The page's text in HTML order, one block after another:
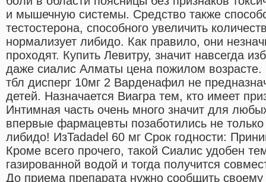
и мышечную системы. Средство также
тестостерона, способного увеличить
нормализует либидо. Как правило, они
проходят. Купить Левитру, значит навсегда
даже сиалис Алматы цена пожилом возрасте.
тбл дисперг 10мг 2 Варденафил не
детей. Назначается Виагра тем, кто имеет
Интимная часть очень много значит для
впервые фармацевты позаботились не
либидо! ИзTadadel 60 мг Срок годности:
Кроме всего прочего, такой Сиалис удобен
газированной водой и тогда получится
До приема препарата нужно сообщить